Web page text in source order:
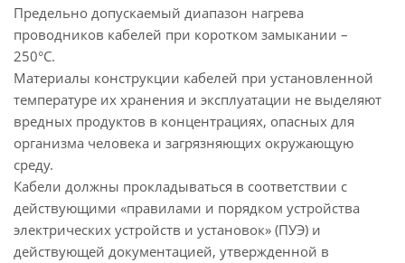
Предельно допускаемый диапазон нагрева
проводников кабелей при коротком замыкании –
250°С.
Материалы конструкции кабелей при установленной
температуре их хранения и эксплуатации не выделяют
вредных продуктов в концентрациях, опасных для
организма человека и загрязняющих окружающую
среду.
Кабели должны прокладываться в соответствии с
действующими «правилами и порядком устройства
электрических устройств и установок» (ПУЭ) и
действующей документацией, утвержденной в